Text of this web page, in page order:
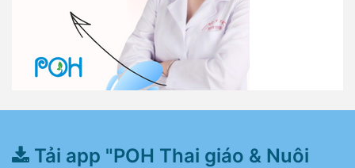
Tải app "POH Thai giáo & Nuôi